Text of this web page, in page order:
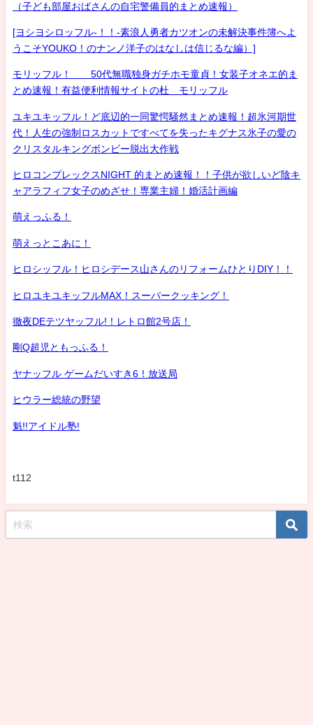
（子ども部屋おばさんの自宅警備員的まとめ速報）
[ヨシヨシロッフル-！！-素浪人勇者カツオンの未解決事件簿へよ
うこそYOUKO！のナンノ洋子のはなしは信じるな編）]
モリッフル！ 50代無職独身ガチホモ童貞！女装子オネエ的ま
とめ速報！有益便利情報サイトの杜 モリッフル
ユキユキッフル！ど底辺的一同驚愕騒然まとめ速報！超氷河期世
代！人生の強制ロスカットですべてを失ったキグナス氷子の愛の
クリスタルキングボンビー脱出大作戦
ヒロコンプレックスNIGHT 的まとめ速報！！子供が欲しいど陰キ
ャアラフィフ女子のめざせ！専業主婦！婚活計画編
萌えっふる！
萌えっとこあに！
ヒロシッフル！ヒロシデース山さんのリフォームひとりDIY！！
ヒロユキユキッフルMAX！スーパークッキング！
徹夜DEテツヤッフル!！レトロ館2号店！
剛Q超児ともっふる！
ヤナッフル ゲームだいすき6！放送局
ヒウラー総統の野望
魁!!アイドル塾!
t112